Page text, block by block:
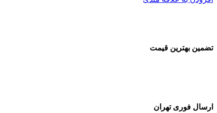
تضمین بهترین قیمت
ارسال فوری تهران